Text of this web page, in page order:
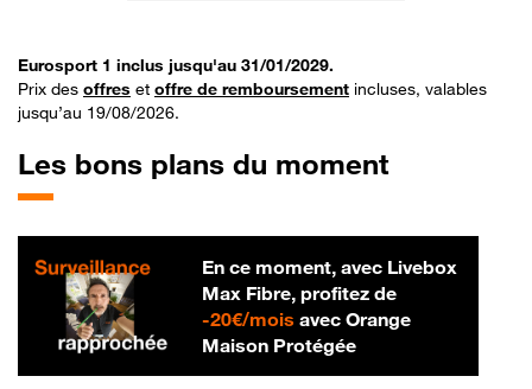
Eurosport 1 inclus jusqu'au 31/01/2029.
Prix des offres et offre de remboursement incluses, valables
jusqu’au 19/08/2026.
Les bons plans du moment
En ce moment, avec Livebox
Max Fibre, profitez de
-20€/mois20 € par mois
avec Orange
Maison Protégée